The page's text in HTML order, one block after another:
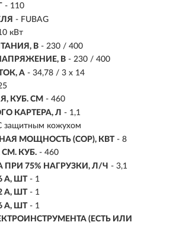
- 110
- FUBAG
кВт
В - 230 / 400
В - 230 / 400
A - 34,78 / 3 x 14
КУБ. СМ - 460
КАРТЕРА, Л - 1,1
защитным кожухом
МОЩНОСТЬ (COP), КВТ - 8
КУБ. - 460
75% НАГРУЗКИ, Л/Ч - 3,1
А, ШТ - 1
А, ШТ - 1
А, ШТ - 1
(ЕСТЬ ИЛИ